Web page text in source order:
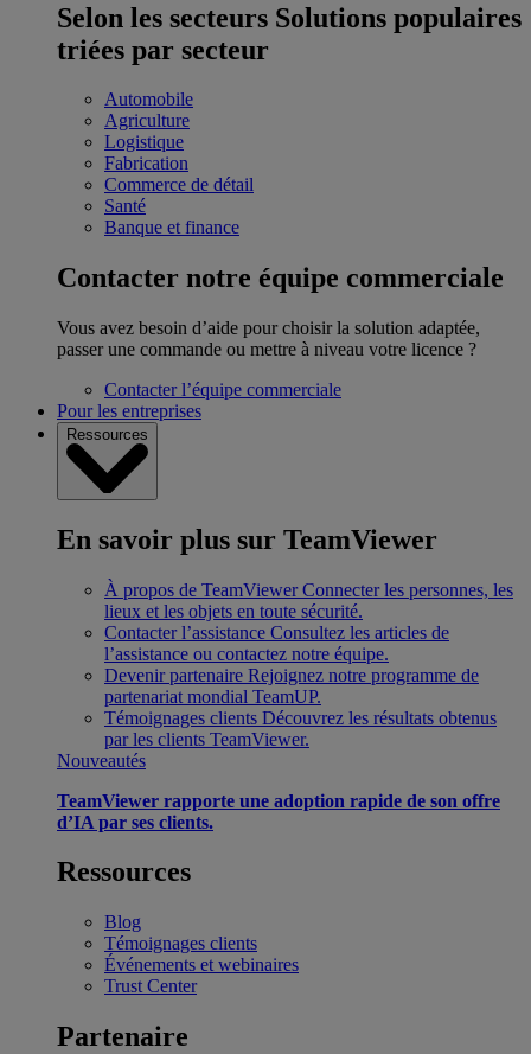
Selon les secteurs Solutions populaires
triées par secteur
Automobile
Agriculture
Logistique
Fabrication
Commerce de détail
Santé
Banque et finance
Contacter notre équipe commerciale
Vous avez besoin d’aide pour choisir la solution adaptée,
passer une commande ou mettre à niveau votre licence ?
Contacter l’équipe commerciale
Pour les entreprises
Ressources
En savoir plus sur TeamViewer
À propos de TeamViewer Connecter les personnes, les
lieux et les objets en toute sécurité.
Contacter l’assistance Consultez les articles de
l’assistance ou contactez notre équipe.
Devenir partenaire Rejoignez notre programme de
partenariat mondial TeamUP.
Témoignages clients Découvrez les résultats obtenus
par les clients TeamViewer.
Nouveautés
TeamViewer rapporte une adoption rapide de son offre
d’IA par ses clients.
Ressources
Blog
Témoignages clients
Événements et webinaires
Trust Center
Partenaire